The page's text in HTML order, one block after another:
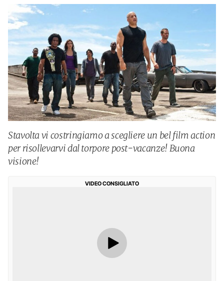
Stavolta vi costringiamo a scegliere un bel film action
per risollevarvi dal torpore post-vacanze! Buona
visione!
VIDEO CONSIGLIATO